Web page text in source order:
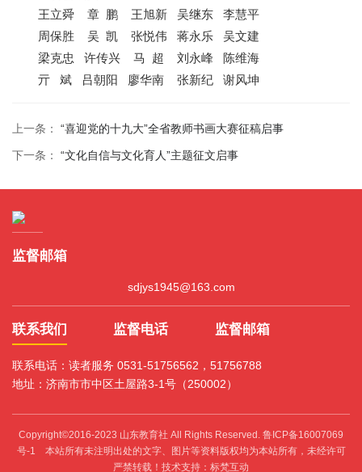
王立舜 章 鹏 王旭新 吴继东 李慧平
周保胜 吴 凯 张悦伟 蒋永乐 吴文建
梁克忠 许传兴 马 超 刘永峰 陈维海
亓 斌 吕朝阳 廖华南 张新纪 谢风坤
上一条： “喜迎党的十九大”全省教师书画大赛征稿启事
下一条： “文化自信与文化育人”主题征文启事
监督邮箱
sdjys1945@163.com
联系我们 监督电话 监督邮箱
联系电话：读者服务 0531-51756562，51756788
地址：济南市市中区土屋路3-1号（250002）
Copyright©2016-2023 山东教育社 All Rights Reserved. 鲁ICP备16007069
号-1 本站所有未注明出处的文字、图片等资料版权均为本站所有，未经许可
严禁转载！技术支持：标梵互动